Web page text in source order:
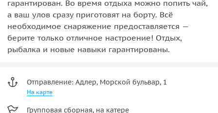
гарантирован. Во время отдыха можно попить чай,
а ваш улов сразу приготовят на борту. Всё
необходимое снаряжение предоставляется —
берите только отличное настроение! Отдых,
рыбалка и новые навыки гарантированы.
Отправление: Адлер, Морской бульвар, 1
На карте
Групповая сборная, на катере